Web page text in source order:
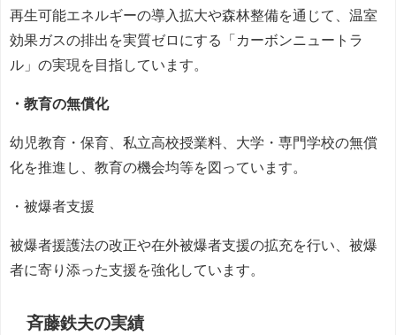
再生可能エネルギーの導入拡大や森林整備を通じて、温室
効果ガスの排出を実質ゼロにする「カーボンニュートラ
ル」の実現を目指しています。
・教育の無償化
幼児教育・保育、私立高校授業料、大学・専門学校の無償
化を推進し、教育の機会均等を図っています。
・被爆者支援
被爆者援護法の改正や在外被爆者支援の拡充を行い、被爆
者に寄り添った支援を強化しています。
斉藤鉄夫の実績